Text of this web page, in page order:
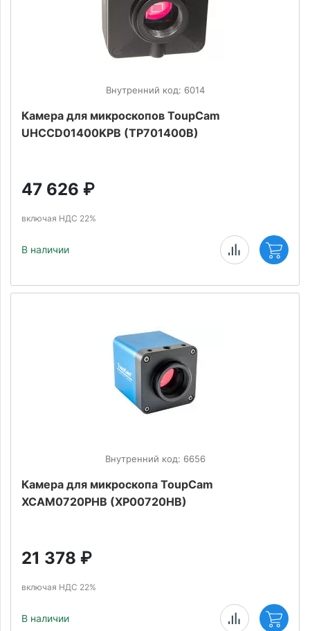
Внутренний код: 6014
Камера для микроскопов ToupCam
UHCCD01400KPB (TP701400B)
47 626 ₽
включая НДС 22%
В наличии
Внутренний код: 6656
Камера для микроскопа ToupCam
XCAM0720PHB (XP00720HB)
21 378 ₽
включая НДС 22%
В наличии